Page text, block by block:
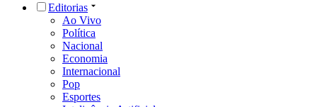
Editorias
Ao Vivo
Política
Nacional
Economia
Internacional
Pop
Esportes